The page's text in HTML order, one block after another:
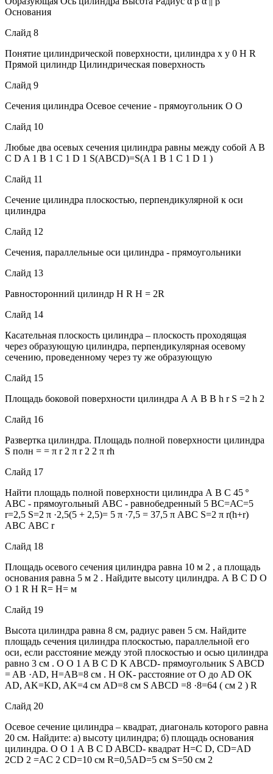
Основания
Слайд 8
Понятие цилиндрической поверхности, цилиндра х у 0 Н R
Прямой цилиндр Цилиндрическая поверхность
Слайд 9
Сечения цилиндра Осевое сечение - прямоугольник О О
Слайд 10
Любые два осевых сечения цилиндра равны между собой A B
C D A 1 B 1 C 1 D 1 S(ABCD)=S(A 1 B 1 C 1 D 1 )
Слайд 11
Сечение цилиндра плоскостью, перпендикулярной к оси
цилиндра
Слайд 12
Сечения, параллельные оси цилиндра - прямоугольники
Слайд 13
Равносторонний цилиндр H R H = 2R
Слайд 14
Касательная плоскость цилиндра – плоскость проходящая
через образующую цилиндра, перпендикулярная осевому
сечению, проведенному через ту же образующую
Слайд 15
Площадь боковой поверхности цилиндра А А В В h r S =2 h 2
Слайд 16
Развертка цилиндра. Площадь полной поверхности цилиндра
S полн = = π r 2 π r 2 2 π rh
Слайд 17
Найти площадь полной поверхности цилиндра А В С 45 º
АВС - прямоугольный АВС - равнобедренный 5 ВС=АС=5
r=2,5 S=2 π ·2,5(5 + 2,5)= 5 π ·7,5 = 37,5 π АВС S=2 π r(h+r)
АВС АВС r
Слайд 18
Площадь осевого сечения цилиндра равна 10 м 2 , а площадь
основания равна 5 м 2 . Найдите высоту цилиндра. А В С D O
O 1 R H R= H= м
Слайд 19
Высота цилиндра равна 8 см, радиус равен 5 см. Найдите
площадь сечения цилиндра плоскостью, параллельной его
оси, если расстояние между этой плоскостью и осью цилиндра
равно 3 см . O O 1 A B C D K ABCD- прямоугольник S ABCD
= AB ·AD, H=AB=8 см . H OK- расстояние от О до AD OK
AD, AK=KD, AK=4 см AD=8 см S ABCD =8 ·8=64 ( см 2 ) R
Слайд 20
Осевое сечение цилиндра – квадрат, диагональ которого равна
20 см. Найдите: а) высоту цилиндра; б) площадь основания
цилиндра. О О 1 А В С D ABCD- квадрат Н=С D, CD=AD
2CD 2 =AC 2 CD=10 см R=0,5AD=5 см S=50 см 2